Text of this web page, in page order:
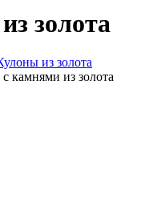
золота
из золота
камнями из золота